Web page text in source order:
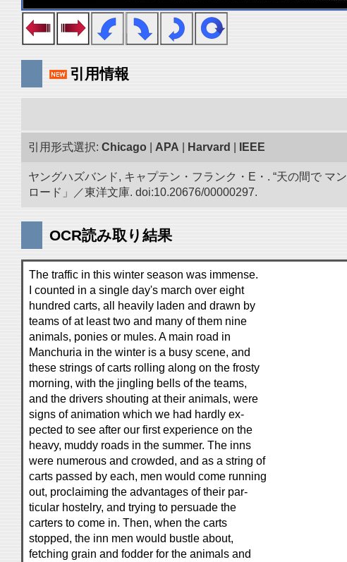
引用情報
引用形式選択: Chicago APA Harvard IEEE
ヤングハズバンド, キャプテン・フランク・E・. “天の間で マ
ロード」／東洋文庫. doi:10.20676/00000297.
OCR読み取り結果
The traffic in this winter season was immense.
I counted in a single day's march over eight
hundred carts, all heavily laden and drawn by
teams of at least two and many of them nine
animals, ponies or mules. A main road in
Manchuria in the winter is a busy scene, and
these strings of carts rolling along on the frosty
morning, with the jingling bells of the teams,
and the drivers shouting at their animals, were
signs of animation which we had hardly ex-
pected to see after our first experience on the
heavy, muddy roads in the summer. The inns
were numerous and crowded, and as a string of
carts passed by each, men would come running
out, proclaiming the advantages of their par-
ticular hostelry, and trying to persuade the
carters to come in. Then, when the carts
stopped, the inn men would bustle about,
fetching grain and fodder for the animals and